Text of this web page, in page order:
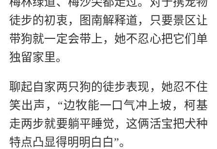
徒步的初衷，图南解释道，只要景区让
带狗就一定会带上，她不忍心把它们单
独留家里。
聊起自家两只狗的徒步表现，她忍不住
笑出声，“边牧能一口气冲上坡，柯基
走两步就要躺平睡觉，这俩活宝把犬种
特点凸显得明明白白”。